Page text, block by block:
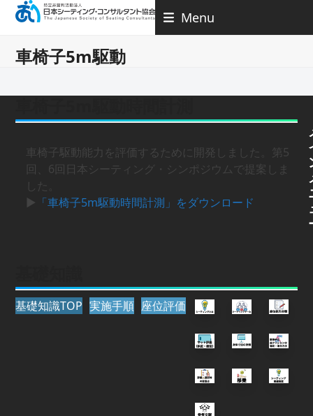
Skip
Menu
車椅子5m駆動
車椅子駆動能力を評価するために開発しました。第5
回、6回日本シーティング・シンポジウムで提案しま
した。
▶ 「車椅子5m駆動時間計測」をダウンロード
基礎知識TOP 実施手順 座位評価